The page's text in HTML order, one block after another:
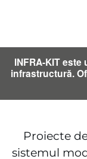
INFRA-KIT
infrastructură.
Proiecte
sistemul